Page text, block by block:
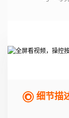
细节描